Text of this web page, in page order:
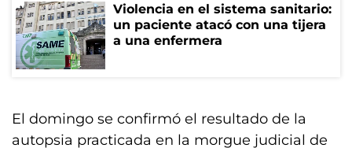
Violencia en el sistema sanitario:
un paciente atacó con una tijera
a una enfermera
El domingo se confirmó el resultado de la
autopsia practicada en la morgue judicial de